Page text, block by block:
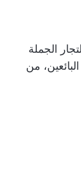
الجملة
من